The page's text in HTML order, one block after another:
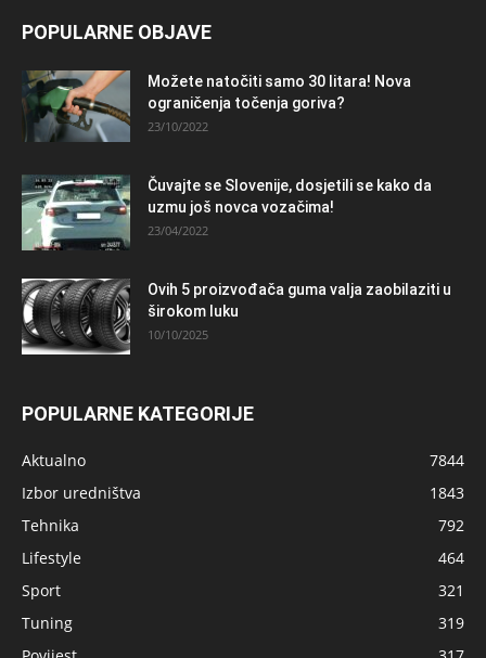
POPULARNE OBJAVE
Možete natočiti samo 30 litara! Nova
ograničenja točenja goriva?
23/10/2022
Čuvajte se Slovenije, dosjetili se kako da
uzmu još novca vozačima!
23/04/2022
Ovih 5 proizvođača guma valja zaobilaziti u
širokom luku
10/10/2025
POPULARNE KATEGORIJE
Aktualno
7844
Izbor uredništva
1843
Tehnika
792
Lifestyle
464
Sport
321
Tuning
319